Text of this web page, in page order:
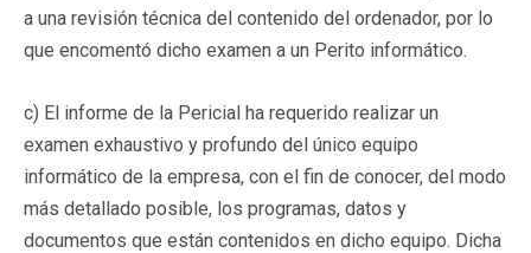
a una revisión técnica del contenido del ordenador, por lo
que encomentó dicho examen a un Perito informático.
c) El informe de la Pericial ha requerido realizar un
examen exhaustivo y profundo del único equipo
informático de la empresa, con el fin de conocer, del modo
más detallado posible, los programas, datos y
documentos que están contenidos en dicho equipo. Dicha